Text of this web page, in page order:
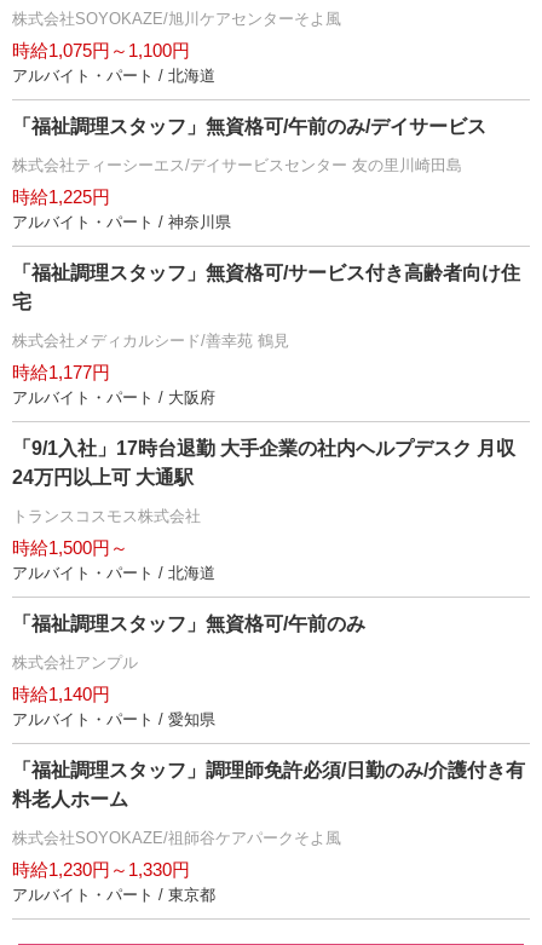
株式会社SOYOKAZE/旭川ケアセンターそよ風
時給1,075円～1,100円
アルバイト・パート / 北海道
「福祉調理スタッフ」無資格可/午前のみ/デイサービス
株式会社ティーシーエス/デイサービスセンター 友の里川崎田島
時給1,225円
アルバイト・パート / 神奈川県
「福祉調理スタッフ」無資格可/サービス付き高齢者向け住
宅
株式会社メディカルシード/善幸苑 鶴見
時給1,177円
アルバイト・パート / 大阪府
「9/1入社」17時台退勤 大手企業の社内ヘルプデスク 月収
24万円以上可 大通駅
トランスコスモス株式会社
時給1,500円～
アルバイト・パート / 北海道
「福祉調理スタッフ」無資格可/午前のみ
株式会社アンプル
時給1,140円
アルバイト・パート / 愛知県
「福祉調理スタッフ」調理師免許必須/日勤のみ/介護付き有
料老人ホーム
株式会社SOYOKAZE/祖師谷ケアパークそよ風
時給1,230円～1,330円
アルバイト・パート / 東京都